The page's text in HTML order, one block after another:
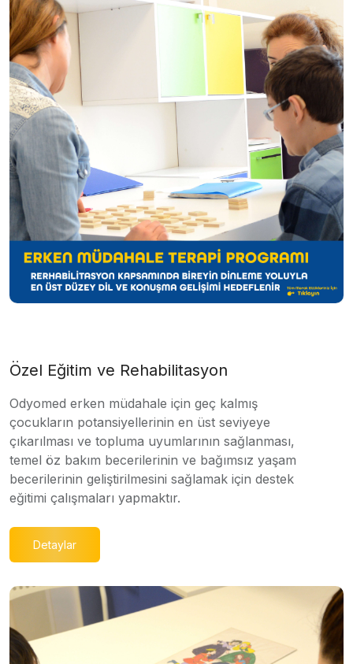
Özel Eğitim ve Rehabilitasyon
Odyomed erken müdahale için geç kalmış
çocukların potansiyellerinin en üst seviyeye
çıkarılması ve topluma uyumlarının sağlanması,
temel öz bakım becerilerinin ve bağımsız yaşam
becerilerinin geliştirilmesini sağlamak için destek
eğitimi çalışmaları yapmaktır.
Detaylar